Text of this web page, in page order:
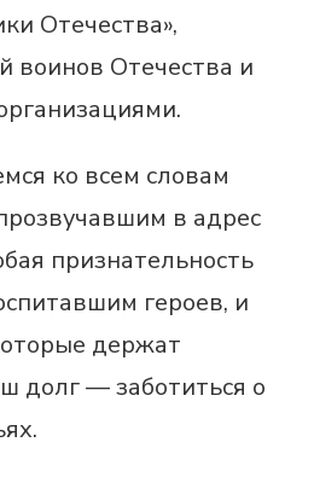
Отечества»,
воинов Отечества и
ко всем словам
в адрес
признательность
героев, и
держат
долг — заботиться о